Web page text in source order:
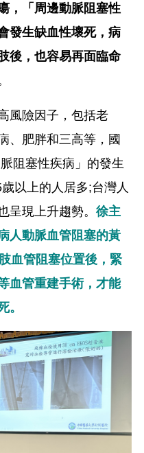
，「周邊動脈阻塞性
發生缺血性壞死，病
後，也容易再面臨命
風險因子，包括老
、肥胖和三高等，國
阻塞性疾病」的發生
以上的人居多;台灣人
呈現上升趨勢。 徐主
人動脈血管阻塞的黃
血管阻塞位置後，緊
血管重建手術，才能
。